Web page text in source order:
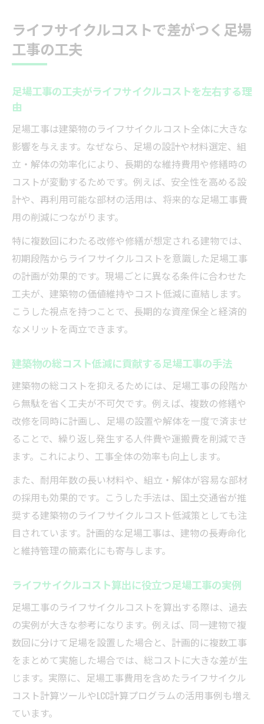
ライフサイクルコストで差がつく足場
工事の工夫
足場工事の工夫がライフサイクルコストを左右する理
由
足場工事は建築物のライフサイクルコスト全体に大きな
影響を与えます。なぜなら、足場の設計や材料選定、組
立・解体の効率化により、長期的な維持費用や修繕時の
コストが変動するためです。例えば、安全性を高める設
計や、再利用可能な部材の活用は、将来的な足場工事費
用の削減につながります。
特に複数回にわたる改修や修繕が想定される建物では、
初期段階からライフサイクルコストを意識した足場工事
の計画が効果的です。現場ごとに異なる条件に合わせた
工夫が、建築物の価値維持やコスト低減に直結します。
こうした視点を持つことで、長期的な資産保全と経済的
なメリットを両立できます。
建築物の総コスト低減に貢献する足場工事の手法
建築物の総コストを抑えるためには、足場工事の段階か
ら無駄を省く工夫が不可欠です。例えば、複数の修繕や
改修を同時に計画し、足場の設置や解体を一度で済ませ
ることで、繰り返し発生する人件費や運搬費を削減でき
ます。これにより、工事全体の効率も向上します。
また、耐用年数の長い材料や、組立・解体が容易な部材
の採用も効果的です。こうした手法は、国土交通省が推
奨する建築物のライフサイクルコスト低減策としても注
目されています。計画的な足場工事は、建物の長寿命化
と維持管理の簡素化にも寄与します。
ライフサイクルコスト算出に役立つ足場工事の実例
足場工事のライフサイクルコストを算出する際は、過去
の実例が大きな参考になります。例えば、同一建物で複
数回に分けて足場を設置した場合と、計画的に複数工事
をまとめて実施した場合では、総コストに大きな差が生
じます。実際に、足場工事費用を含めたライフサイクル
コスト計算ツールやLCC計算プログラムの活用事例も増え
ています。